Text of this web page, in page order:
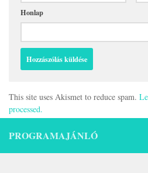
Honlap
This site uses Akismet to reduce spam.
processed.
PROGRAMAJÁNLÓ